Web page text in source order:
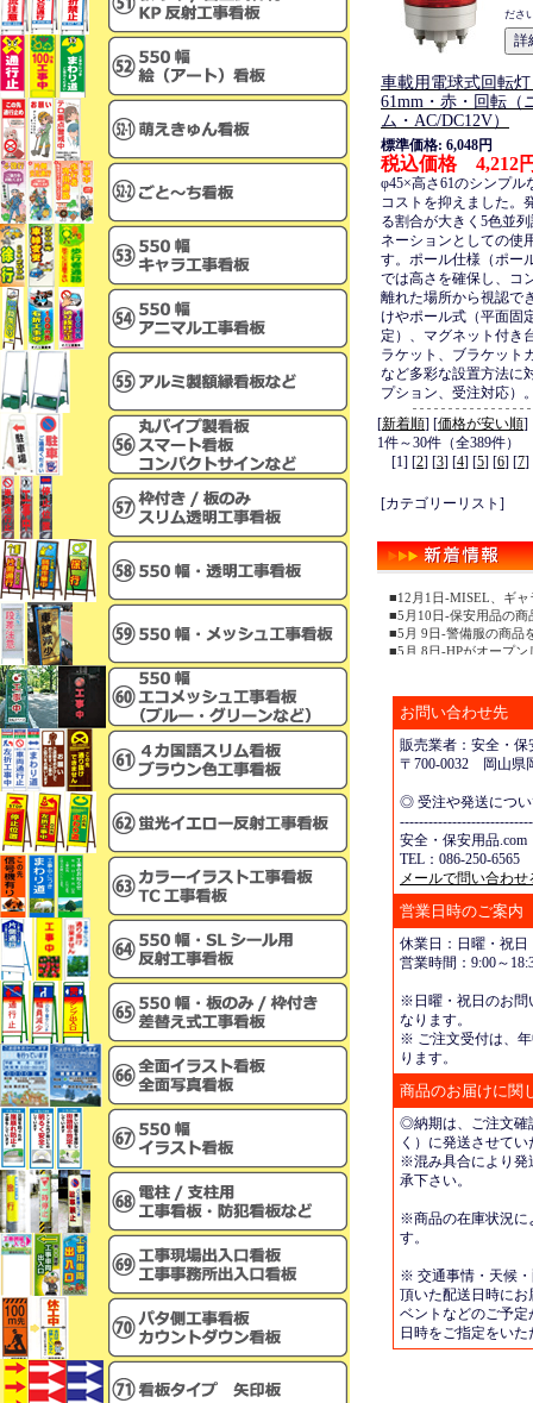
ださ
車載用電球式回転
61mm・赤・回転（
ム・AC/DC12V）
標準価格: 6,048円
税込価格 4,212
φ45×高さ61のシンプル
コストを抑えました。
る割合が大きく5色並
ネーションとしての使
す。ポール仕様（ポー
では高さを確保し、コ
離れた場所から視認で
けやポール式（平面固
定）、マグネット付き
ラケット、ブラケット
など多彩な設置方法に
プション、受注対応）
[新着順] [価格が安い順]
1件～30件（全389件）
[1] [2] [3] [4] [5] [6] [7]
[カテゴリーリスト]
■12月1日-MISEL、ギ
■5月10日-保安用品の商
■5月 9日-警備服の商品
■5月 8日-HPがオープン
お問い合わせ先
販売業者：安全・保
〒700-0032 岡山県
◎ 受注や発送につ
安全・保安用品.com
TEL：086-250-6565
メールで問い合わせ
営業日時のご案内
休業日：日曜・祝日
営業時間：9:00～
※日曜・祝日のお問
なります。
※ ご注文受付は、
ります。
商品のお届けに関
◎納期は、ご注文確
く）に発送させて
※混み具合により発
承下さい。
※商品の在庫状況に
す。
※ 交通事情・天候
頂いた配送日時に
ベントなどのご予
日時をご指定をい